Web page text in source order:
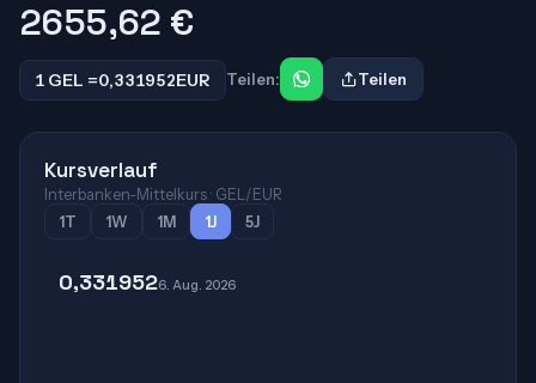
2655,62 €
1 GEL =0,331952EUR Teilen: Teilen
Kursverlauf
Interbanken-Mittelkurs · GEL/EUR
1T
1W 1M 1J 5J
0,3319526. Aug. 2026